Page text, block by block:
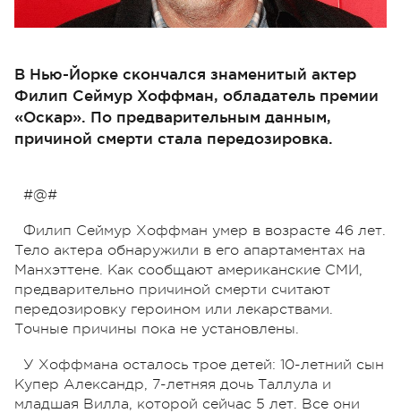
В Нью-Йорке скончался знаменитый актер
Филип Сеймур Хоффман, обладатель премии
«Оскар». По предварительным данным,
причиной смерти стала передозировка.
#@#
Филип Сеймур Хоффман умер в возрасте 46 лет.
Тело актера обнаружили в его апартаментах на
Манхэттене. Как сообщают американские СМИ,
предварительно причиной смерти считают
передозировку героином или лекарствами.
Точные причины пока не установлены.
У Хоффмана осталось трое детей: 10-летний сын
Купер Александр, 7-летняя дочь Таллула и
младшая Вилла, которой сейчас 5 лет. Все они